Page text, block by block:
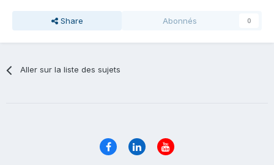
Share Abonnés 0
Aller sur la liste des sujets